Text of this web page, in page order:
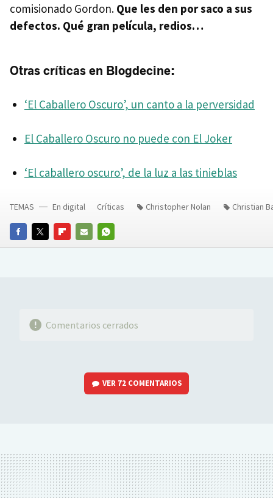
comisionado Gordon. Que les den por saco a sus
defectos. Qué gran película, redios…
Otras críticas en Blogdecine:
‘El Caballero Oscuro’, un canto a la perversidad
El Caballero Oscuro no puede con El Joker
‘El caballero oscuro’, de la luz a las tinieblas
FACEBOOKTWITTERFLIPBOARD
E-
WHATSAPP
TEMAS En digital Críticas Christopher Nolan Christian
Comentarios cerrados
VER 72 COMENTARIOS